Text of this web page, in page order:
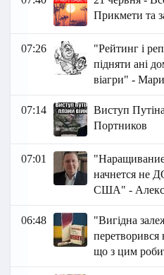
Прикмети та
07:26
"Рейтинг і
підняти ані
віагри" -
07:14
Виступ
Портников
07:01
начнется не
США" -
06:48
"Вигідна
перетворився
що з цим